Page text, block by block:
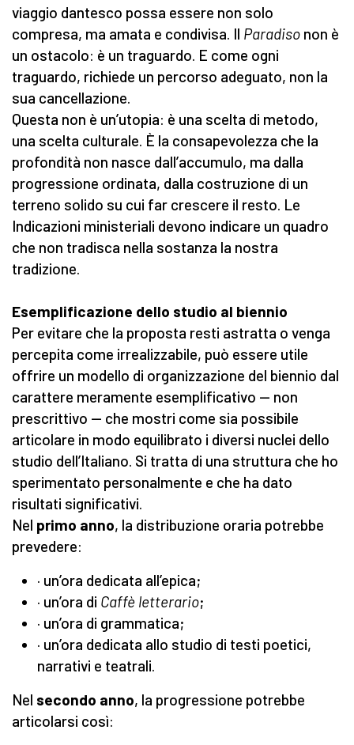
viaggio dantesco possa essere non solo
compresa, ma amata e condivisa. Il Paradiso non è
un ostacolo: è un traguardo. E come ogni
traguardo, richiede un percorso adeguato, non la
sua cancellazione.
Questa non è un’utopia: è una scelta di metodo,
una scelta culturale. È la consapevolezza che la
profondità non nasce dall’accumulo, ma dalla
progressione ordinata, dalla costruzione di un
terreno solido su cui far crescere il resto. Le
Indicazioni ministeriali devono indicare un quadro
che non tradisca nella sostanza la nostra
tradizione.
Esemplificazione dello studio al biennio
Per evitare che la proposta resti astratta o venga
percepita come irrealizzabile, può essere utile
offrire un modello di organizzazione del biennio dal
carattere meramente esemplificativo — non
prescrittivo — che mostri come sia possibile
articolare in modo equilibrato i diversi nuclei dello
studio dell’Italiano. Si tratta di una struttura che ho
sperimentato personalmente e che ha dato
risultati significativi.
Nel primo anno, la distribuzione oraria potrebbe
prevedere:
· un’ora dedicata all’epica;
· un’ora di Caffè letterario;
· un’ora di grammatica;
· un’ora dedicata allo studio di testi poetici,
narrativi e teatrali.
Nel secondo anno, la progressione potrebbe
articolarsi così: